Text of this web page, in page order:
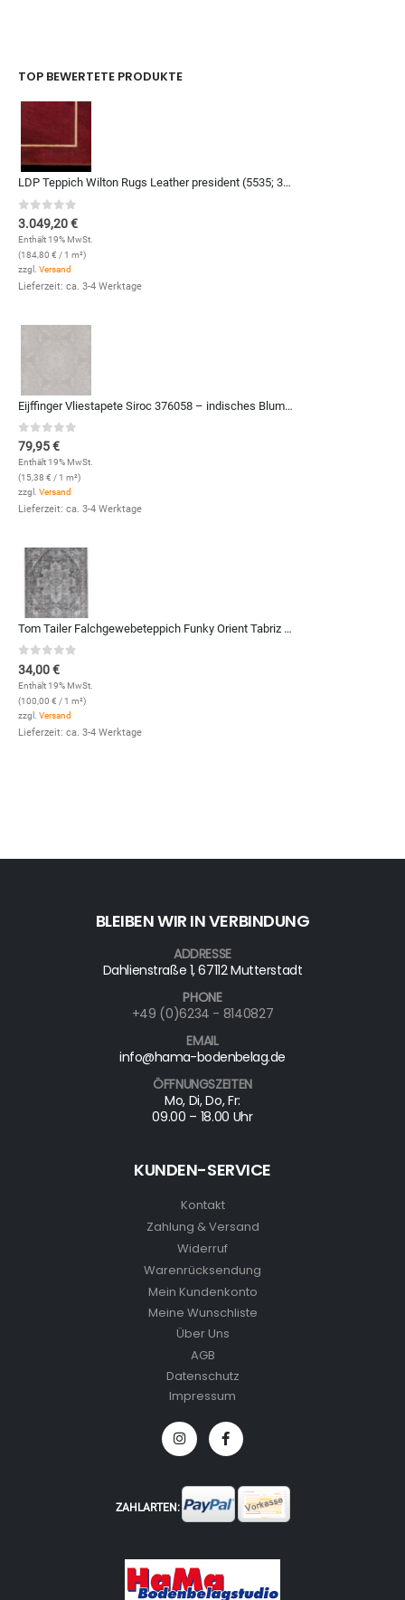
TOP BEWERTETE PRODUKTE
LDP Teppich Wilton Rugs Leather president (5535; 330 x 500 cm)
0 out of 5
3.049,20€
Enthält 19% MwSt.
(184,80 € / 1 m²)
zzgl. Versand
Lieferzeit: ca. 3-4 Werktage
Eijffinger Vliestapete Siroc 376058 – indisches Blumenmuster (Grau)
0out of 5
79,95€
Enthält 19% MwSt.
(15,38 € / 1 m²)
zzgl. Versand
Lieferzeit: ca. 3-4 Werktage
Tom Tailer Falchgewebeteppich Funky Orient Tabriz (Grau; 48 x 70 cm)
0 out of 5
34,00€
Enthält 19% MwSt.
(100,00 € / 1 m²)
zzgl. Versand
Lieferzeit: ca. 3-4 Werktage
BLEIBEN WIR IN VERBINDUNG
ADDRESSE
Dahlienstraße 1, 67112 Mutterstadt
PHONE
+49 (0)6234 - 8140827
EMAIL
info@hama-bodenbelag.de
ÖFFNUNGSZEITEN
Mo, Di, Do, Fr:
09.00 – 18.00 Uhr
KUNDEN-SERVICE
Kontakt
Zahlung & Versand
Widerruf
Warenrücksendung
Mein Kundenkonto
Meine Wunschliste
Über Uns
AGB
Datenschutz
Impressum
ZAHLARTEN: